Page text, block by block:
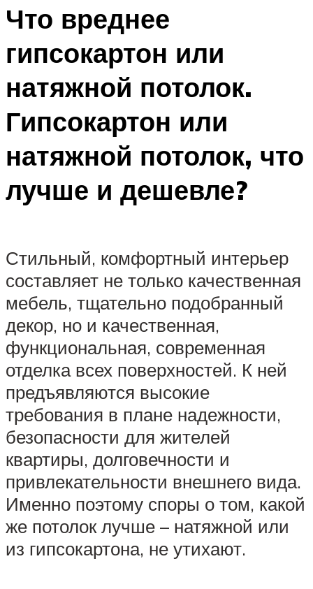
Что вреднее
гипсокартон или
натяжной потолок.
Гипсокартон или
натяжной потолок, что
лучше и дешевле?
Стильный, комфортный интерьер
составляет не только качественная
мебель, тщательно подобранный
декор, но и качественная,
функциональная, современная
отделка всех поверхностей. К ней
предъявляются высокие
требования в плане надежности,
безопасности для жителей
квартиры, долговечности и
привлекательности внешнего вида.
Именно поэтому споры о том, какой
же потолок лучше – натяжной или
из гипсокартона, не утихают.